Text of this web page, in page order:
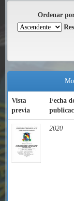
Ordenar
Vista
previa
Fecha
2020